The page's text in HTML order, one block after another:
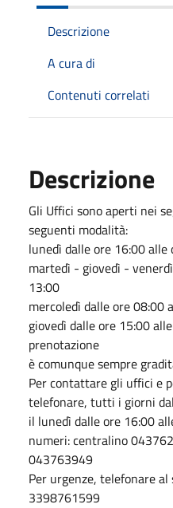
Descrizione
A cura di
Contenuti correlati
Descrizione
Gli Uffici sono aperti nei
seguenti modalità:
lunedì dalle ore 16:00 alle
martedì - giovedì -
13:00
mercoledì dalle ore 08:00
giovedì dalle ore 15:00
prenotazione
è comunque sempre
Per contattare gli uffici e
telefonare, tutti i giorni
il lunedì dalle ore 16:00
numeri: centralino
043763949
Per urgenze, telefonare
3398761599